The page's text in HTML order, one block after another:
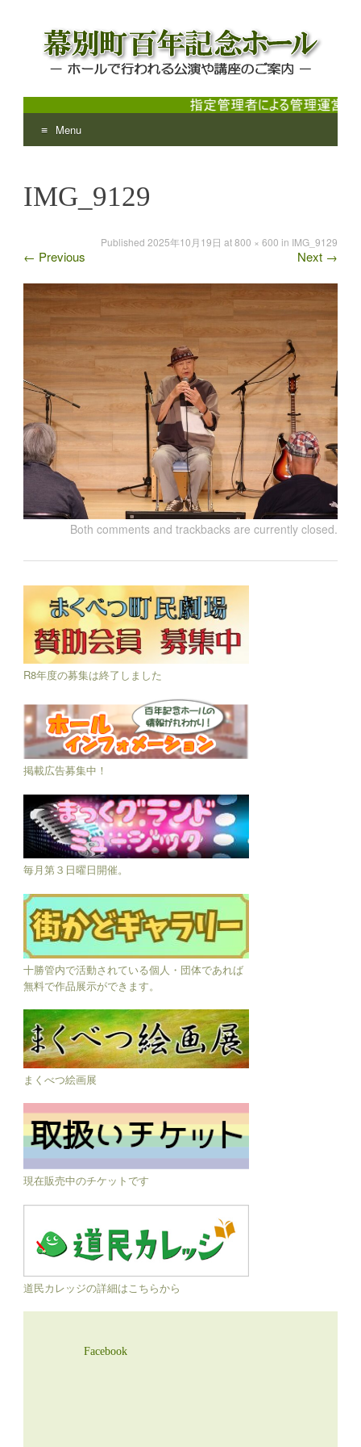
幕別町百年記念ホール
ホールで行われる公演や講座のご案内
Menu
content
IMG_9129
Published 2025年10月19日 at800 × 600 in IMG_9129
← Previous Next →
Both comments and trackbacks are currently closed.
R8年度の募集は終了しました
掲載広告募集中！
毎月第３日曜日開催。
十勝管内で活動されている個人・団体であれば
無料で作品展示ができます。
まくべつ絵画展
現在販売中のチケットです
道民カレッジの詳細はこちらから
Facebook